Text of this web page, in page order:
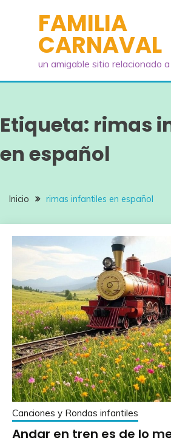
contenidoFAMILIA
CARNAVAL
un amigable sitio relacionado
Etiqueta: rimas
en español
Inicio rimas infantiles en español
Canciones y Rondas infantiles
Andar en tren es de lo